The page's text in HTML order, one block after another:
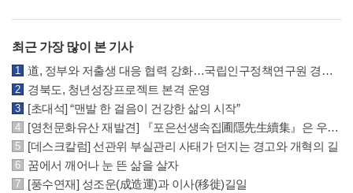
최근 가장 많이 본 기사
道, 정부와 저출생 대응 협력 강화…국립인구정책연구원 경북 유치 건의
경북도, 청년성장프로젝트 본격 운영
[초대석] “맨발 한 걸음이 건강한 삶의 시작”
[영천문화유산 재발견] 『포은선생속집圃隱先生續集』은 우리나라에 왜 2책 밖에 없을까? (2)
[데스크칼럼] 선관위 부실관리 사태가 던지는 경고와 개혁의 길
꿈에서 깨어나 눈 뜬 삶을 살자
[풍수연재] 성조운(成造運)과 이사(移徙)길일